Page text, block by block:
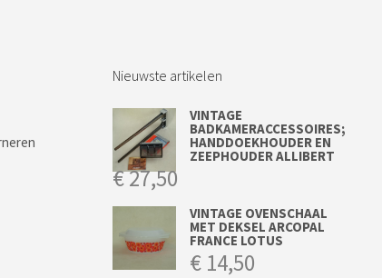
Nieuwste artikelen
VINTAGE
BADKAMERACCESSOIRES;
HANDDOEKHOUDER EN
ZEEPHOUDER ALLIBERT
€27,50
VINTAGE OVENSCHAAL
MET DEKSEL ARCOPAL
FRANCE LOTUS
€ 14,50